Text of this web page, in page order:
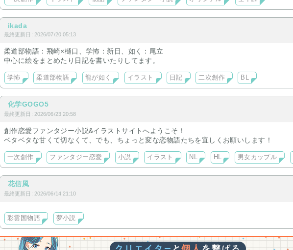
ikada
最終更新日: 2026/07/20 05:13
柔道部物語：飛崎×樋口、学怖：新日、如く：尾立
中心に絵をまとめたり日記を書いたりしてます。
学怖 柔道部物語 龍が如く イラスト 日記 二次創作 BL
化学GOGO5
最終更新日: 2026/06/23 20:58
創作恋愛ファンタジー小説&イラストサイトへようこそ！
ベタベタな甘くて切なくて、でも、ちょっと変な恋物語たちを宜しくお願いします！
一次創作 ファンタジー恋愛 小説 イラスト NL HL 男女カップル
花信風
最終更新日: 2026/06/14 21:10
彩雲国物語 夢小説